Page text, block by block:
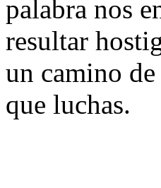
palabra nos
resultar
un camino
que luchas.